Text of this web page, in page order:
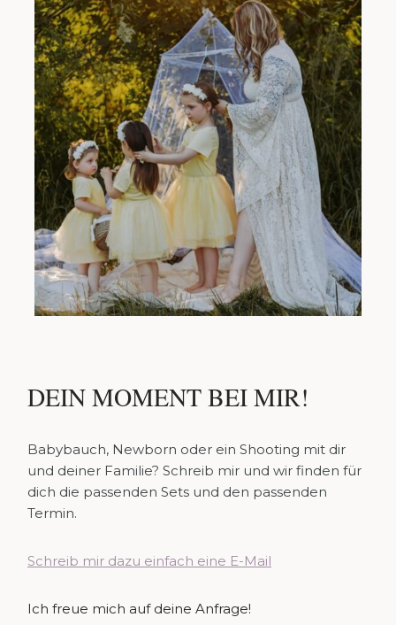
DEIN MOMENT BEI MIR!
Babybauch, Newborn oder ein Shooting mit dir
und deiner Familie? Schreib mir und wir finden für
dich die passenden Sets und den passenden
Termin.
Schreib mir dazu einfach eine E-Mail
Ich freue mich auf deine Anfrage!